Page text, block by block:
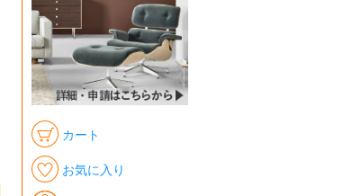
カート
お気に入り